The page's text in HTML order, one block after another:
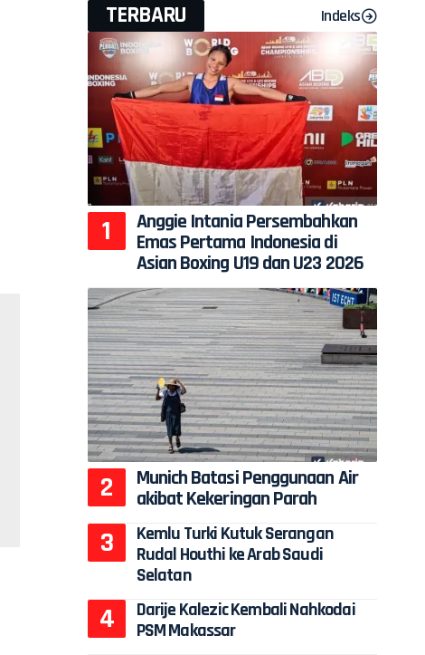
TERBARU Indeks
Anggie Intania Persembahkan
Emas Pertama Indonesia di
Asian Boxing U19 dan U23 2026
Munich Batasi Penggunaan Air
akibat Kekeringan Parah
Kemlu Turki Kutuk Serangan
Rudal Houthi ke Arab Saudi
Selatan
Darije Kalezic Kembali Nahkodai
PSM Makassar